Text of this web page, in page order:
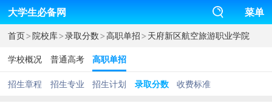
大学生必备网 菜单
首页>院校库>录取分数>高职单招>天府新区航空旅游职业学院
学校概况 普通高考 高职单招
招生章程 招生专业 招生计划 录取分数 收费标准